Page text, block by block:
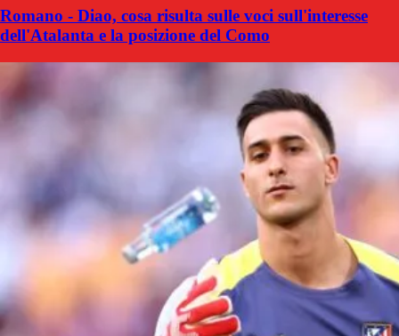
Romano - Diao, cosa risulta sulle voci sull'interesse
dell'Atalanta e la posizione del Como